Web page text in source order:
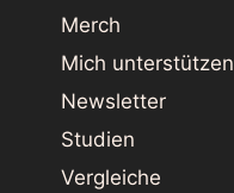
Merch
Mich unterstützen
Newsletter
Studien
Vergleiche